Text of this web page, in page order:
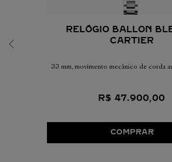
RELÓGIO BALLON
CARTIER
33 mm, movimento mecânico de corda
R$ 47.900,00
COMPRAR